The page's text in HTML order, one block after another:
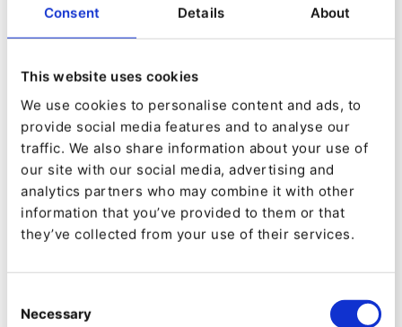
Consent Details About
This website uses cookies
We use cookies to personalise content and ads, to
provide social media features and to analyse our
traffic. We also share information about your use of
our site with our social media, advertising and
analytics partners who may combine it with other
information that you’ve provided to them or that
they’ve collected from your use of their services.
Selection
Necessary
Nuestras últimas actualizaciones de integración
para la solución DXP componible de Ibexa
añaden un conector CMS-PIM nativo a
PIM y a sus herramientas avanzadas de gestión
de productos.